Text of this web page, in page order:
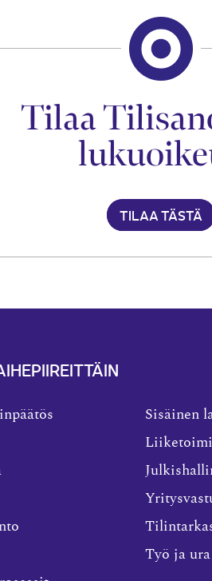
Tilaa
TILAA TÄSTÄ
Sisäinen
Työ ja ura